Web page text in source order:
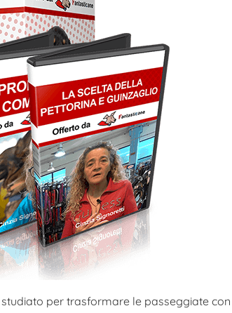
per trasformare le passeggiate